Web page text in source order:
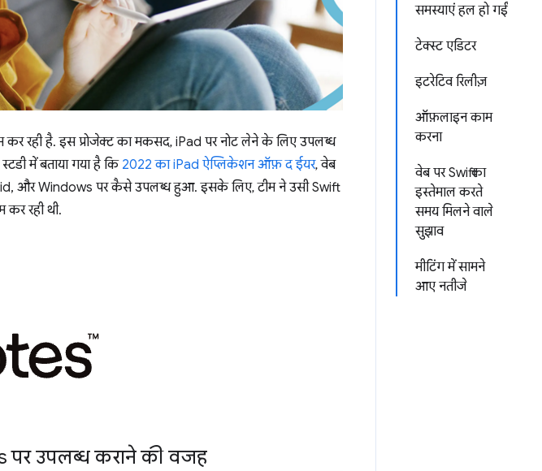
समस्याएं हल हो गईं
टेक्स्ट एडिटर
इटरेटिव रिलीज़
ऑफ़लाइन काम
करना
वेब पर Swift का
इस्तेमाल करते
समय मिलने वाले
सुझाव
मीटिंग में सामने
आए नतीजे
कर रही है. इस प्रोजेक्ट का मकसद, iPad पर नोट लेने के लिए उपलब्ध
में बताया गया है कि 2022 का iPad ऐप्लिकेशन ऑफ़ द ईयर, वेब
और Windows पर कैसे उपलब्ध हुआ. इसके लिए, टीम ने उसी Swift
रही थी.
पर उपलब्ध कराने की वजह